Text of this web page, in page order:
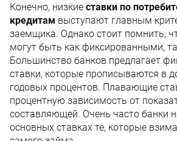
Конечно, низкие ставки по
кредитам выступают главным
заемщика. Однако стоит помнить,
могут быть как фиксированными,
Большинство банков предлагает
ставки, которые прописываются в
годовых процентов. Плавающие
процентную зависимость от
составляющей. Очень часто банки
основных ставках те, которые